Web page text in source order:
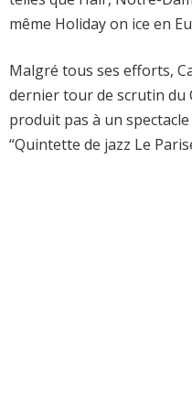
même Holiday on ice en
Malgré tous ses efforts,
dernier tour de scrutin du
produit pas à un
“Quintette de jazz Le